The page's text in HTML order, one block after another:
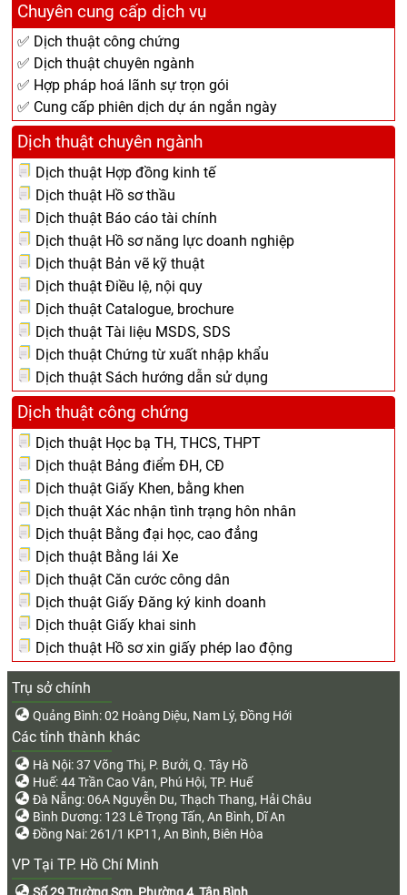
Chuyên cung cấp dịch vụ
✅ Dịch thuật công chứng
✅ Dịch thuật chuyên ngành
✅ Hợp pháp hoá lãnh sự trọn gói
✅ Cung cấp phiên dịch dự án ngắn ngày
Dịch thuật chuyên ngành
Dịch thuật Hợp đồng kinh tế
Dịch thuật Hồ sơ thầu
Dịch thuật Báo cáo tài chính
Dịch thuật Hồ sơ năng lực doanh nghiệp
Dịch thuật Bản vẽ kỹ thuật
Dịch thuật Điều lệ, nội quy
Dịch thuật Catalogue, brochure
Dịch thuật Tài liệu MSDS, SDS
Dịch thuật Chứng từ xuất nhập khẩu
Dịch thuật Sách hướng dẫn sử dụng
Dịch thuật công chứng
Dịch thuật Học bạ TH, THCS, THPT
Dịch thuật Bảng điểm ĐH, CĐ
Dịch thuật Giấy Khen, bằng khen
Dịch thuật Xác nhận tình trạng hôn nhân
Dịch thuật Bằng đại học, cao đẳng
Dịch thuật Bằng lái Xe
Dịch thuật Căn cước công dân
Dịch thuật Giấy Đăng ký kinh doanh
Dịch thuật Giấy khai sinh
Dịch thuật Hồ sơ xin giấy phép lao động
Trụ sở chính
Quảng Bình: 02 Hoàng Diệu, Nam Lý, Đồng Hới
Các tỉnh thành khác
Hà Nội: 37 Võng Thị, P. Bưởi, Q. Tây Hồ
Huế: 44 Trần Cao Vân, Phú Hội, TP. Huế
Đà Nẵng: 06A Nguyễn Du, Thạch Thang, Hải Châu
Bình Dương: 123 Lê Trọng Tấn, An Bình, Dĩ An
Đồng Nai: 261/1 KP11, An Bình, Biên Hòa
VP Tại TP. Hồ Chí Minh